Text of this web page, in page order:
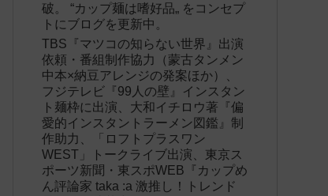
破。 “カップ麺は嗜好品„ をコンセプ
トにブログを更新中。
TBS『マツコの知らない世界』出演
依頼・番組制作協力（蒙古タンメン
中本×納豆アレンジの発案ほか）、
フジテレビ『99人の壁』インスタン
ト麺枠に出演、大和イチロウ著『偏
愛的インスタントラーメン図鑑』制
作助力、「ロフトプラスワン
WEST」トークライブ出演、東京ス
ポーツ新聞・東スポWEB『カップめ
ん評論家 taka :a 激推し！トレンド